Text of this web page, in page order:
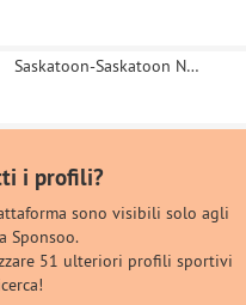
Saskatoon-Saskatoon Northeast Central
i profili?
sono visibili solo agli
Sponsoo.
51 ulteriori profili sportivi